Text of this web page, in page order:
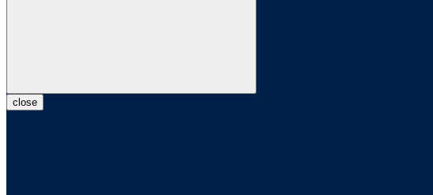
close